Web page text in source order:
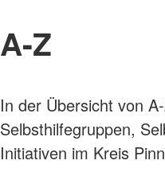
A-Z
In der Übersicht von
Selbsthilfegruppen,
Initiativen im Kreis